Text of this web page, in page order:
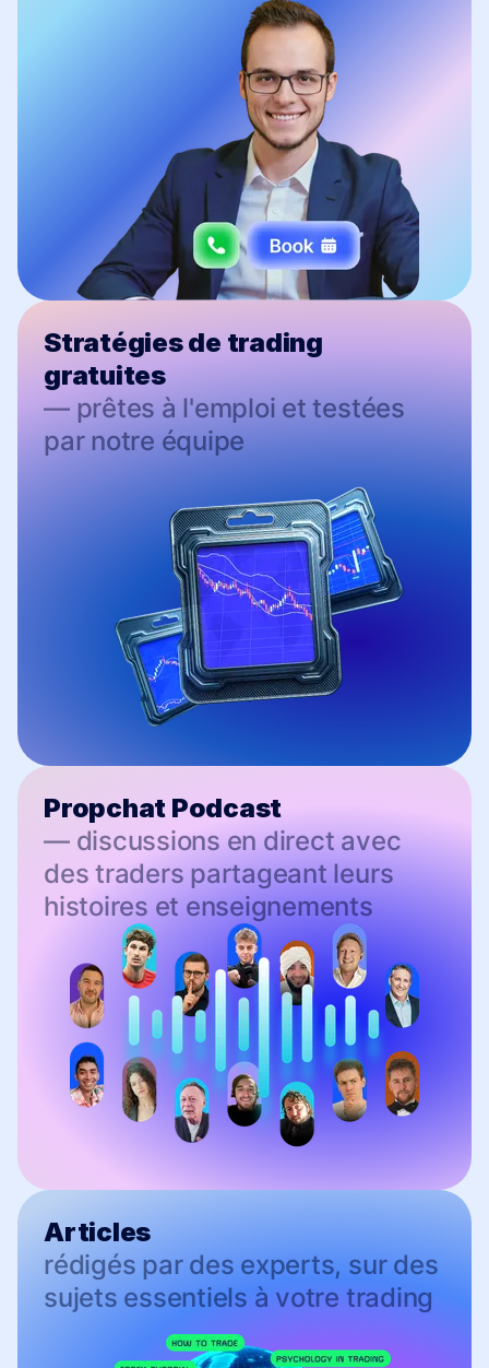
Stratégies de trading
gratuites
— prêtes à l'emploi et testées
par notre équipe
Propchat Podcast
— discussions en direct avec
des traders partageant leurs
histoires et enseignements
Articles
rédigés par des experts, sur des
sujets essentiels à votre trading